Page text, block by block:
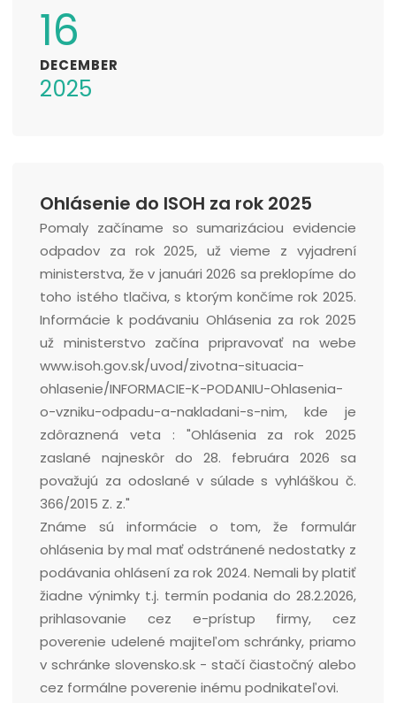
16
DECEMBER
2025
Ohlásenie do ISOH za rok 2025
Pomaly začíname so sumarizáciou evidencie
odpadov za rok 2025, už vieme z vyjadrení
ministerstva, že v januári 2026 sa preklopíme do
toho istého tlačiva, s ktorým končíme rok 2025.
Informácie k podávaniu Ohlásenia za rok 2025
už ministerstvo začína pripravovať na webe
www.isoh.gov.sk/uvod/zivotna-situacia-
ohlasenie/INFORMACIE-K-PODANIU-Ohlasenia-
o-vzniku-odpadu-a-nakladani-s-nim, kde je
zdôraznená veta : "Ohlásenia za rok 2025
zaslané najneskôr do 28. februára 2026 sa
považujú za odoslané v súlade s vyhláškou č.
366/2015 Z. z."
Známe sú informácie o tom, že formulár
ohlásenia by mal mať odstránené nedostatky z
podávania ohlásení za rok 2024. Nemali by platiť
žiadne výnimky t.j. termín podania do 28.2.2026,
prihlasovanie cez e-prístup firmy, cez
poverenie udelené majiteľom schránky, priamo
v schránke slovensko.sk - stačí čiastočný alebo
cez formálne poverenie inému podnikateľovi.